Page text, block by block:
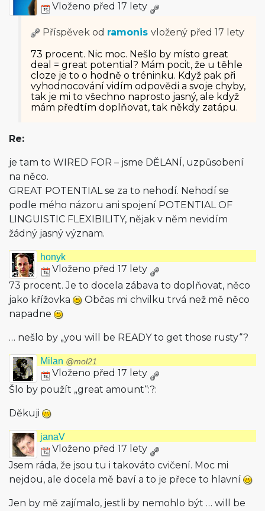
Vloženo před 17 lety
Příspěvek od ramonis vložený před 17 lety
73 procent. Nic moc. Nešlo by místo great
deal = great potential? Mám pocit, že u těhle
cloze je to o hodně o tréninku. Když pak při
vyhodnocování vidím odpovědi a svoje chyby,
tak je mi to všechno naprosto jasný, ale když
mám předtím doplňovat, tak někdy zatápu.
Re:
je tam to WIRED FOR – jsme DĚLANÍ, uzpůsobení
na něco.
GREAT POTENTIAL se za to nehodí. Nehodí se
podle mého názoru ani spojení POTENTIAL OF
LINGUISTIC FLEXIBILITY, nějak v něm nevidím
žádný jasný význam.
honyk
Vloženo před 17 lety
73 procent. Je to docela zábava to doplňovat, něco
jako křížovka
Občas mi chvilku trvá než mě něco
napadne
… nešlo by „you will be READY to get those rusty“?
Milan @mol21
Vloženo před 17 lety
Šlo by použít „great amount“:?:
Děkuji
janaV
Vloženo před 17 lety
Jsem ráda, že jsou tu i takováto cvičení. Moc mi
nejdou, ale docela mě baví a to je přece to hlavní
Jen by mě zajímalo, jestli by nemohlo být … will be